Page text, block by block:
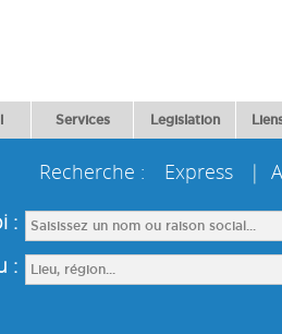
Services Legislation